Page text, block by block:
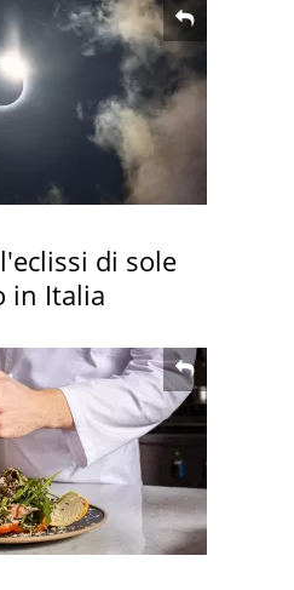
di sole
in Italia